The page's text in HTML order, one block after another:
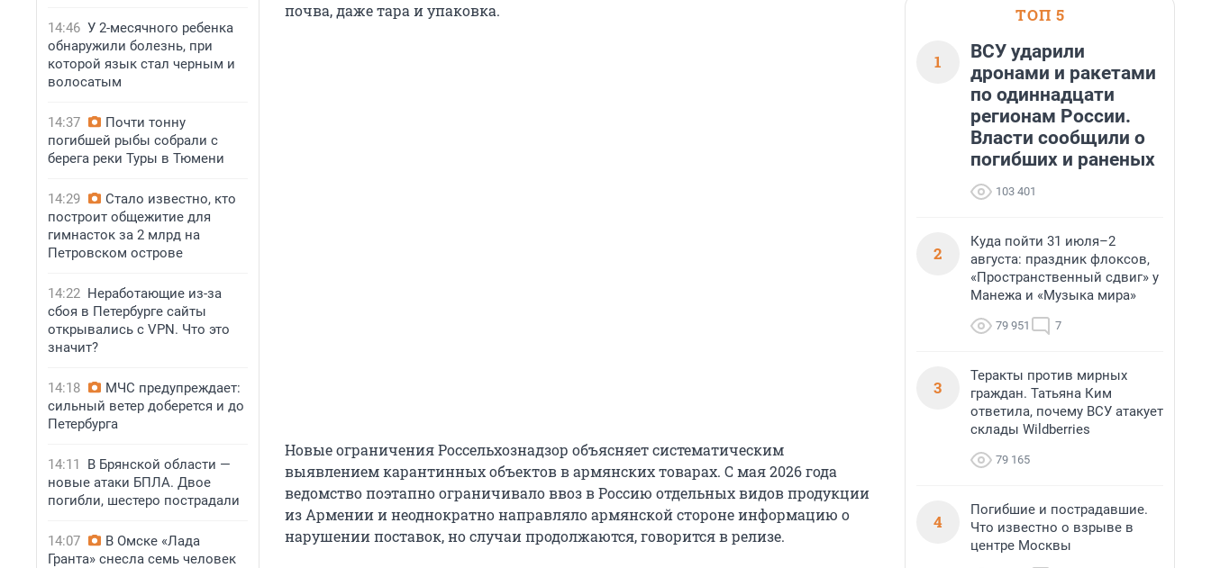
14:46 У 2-месячного ребенка
обнаружили болезнь, при
которой язык стал черным и
волосатым
14:37
Почти тонну
погибшей рыбы собрали с
берега реки Туры в Тюмени
14:29
Стало известно, кто
построит общежитие для
гимнасток за 2 млрд на
Петровском острове
14:22 Неработающие из-за
сбоя в Петербурге сайты
открывались с VPN. Что это
значит?
14:18
МЧС предупреждает:
сильный ветер доберется и до
Петербурга
14:11
В Брянской области —
новые атаки БПЛА. Двое
погибли, шестеро пострадали
14:07
В Омске «Лада
Гранта» снесла семь человек
почва, даже тара и упаковка.
Новые ограничения Россельхознадзор объясняет систематическим
выявлением карантинных объектов в армянских товарах. С мая 2026 года
ведомство поэтапно ограничивало ввоз в Россию отдельных видов продукции
из Армении и неоднократно направляло армянской стороне информацию о
нарушении поставок, но случаи продолжаются, говорится в релизе.
ТОП 5
1
ВСУ ударили
дронами и ракетами
по одиннадцати
регионам России.
Власти сообщили о
погибших и раненых
103 401
2
Куда пойти 31 июля–2
августа: праздник флоксов,
«Пространственный сдвиг» у
Манежа и «Музыка мира»
79 951 7
3
Теракты против мирных
граждан. Татьяна Ким
ответила, почему ВСУ атакует
склады Wildberries
79 165
4
Погибшие и пострадавшие.
Что известно о взрыве в
центре Москвы